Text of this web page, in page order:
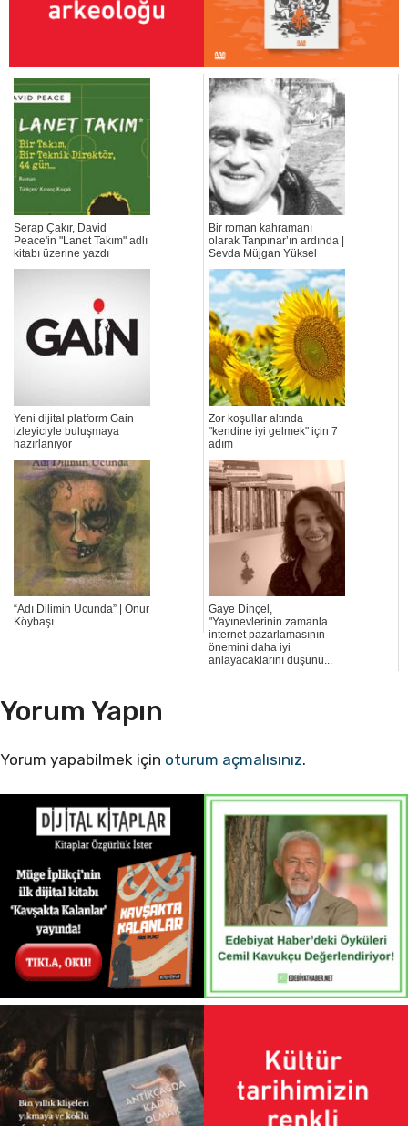
Serap Çakır, David
Peace'in "Lanet Takım" adlı
kitabı üzerine yazdı
Bir roman kahramanı
olarak Tanpınar’ın ardında |
Sevda Müjgan Yüksel
Yeni dijital platform Gain
izleyiciyle buluşmaya
hazırlanıyor
Zor koşullar altında
"kendine iyi gelmek" için 7
adım
“Adı Dilimin Ucunda” | Onur
Köybaşı
Gaye Dinçel,
"Yayınevlerinin zamanla
internet pazarlamasının
önemini daha iyi
anlayacaklarını düşünü...
Yorum Yapın
Yorum yapabilmek için oturum açmalısınız.